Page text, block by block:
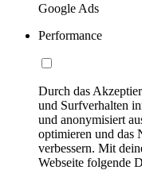
Google Ads
Performance
Durch das
und Surfverhalten
und anonymisiert
optimieren und das
verbessern. Mit
Webseite folgende